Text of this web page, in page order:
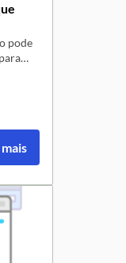
pode